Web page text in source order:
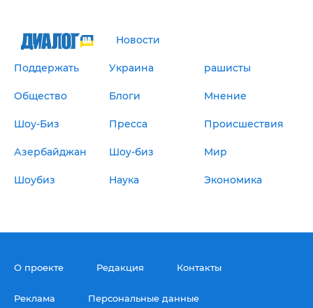
Новости
Поддержать Украина рашисты
Общество Блоги Мнение
Шоу-Биз Пресса Происшествия
Азербайджан Шоу-биз Мир
Шоубиз Наука Экономика
О проекте Редакция Контакты
Реклама Персональные данные